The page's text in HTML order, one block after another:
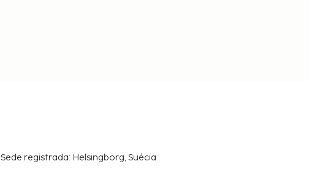
Sede registrada: Helsingborg, Suécia